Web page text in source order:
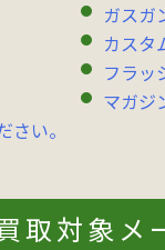
ガスガ
カスタ
フラッ
マガジ
い。
取対象メ